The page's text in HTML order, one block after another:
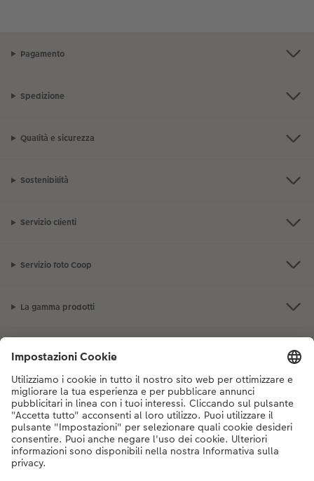
Pagamento
Spedizione
Qualità e sicurezza
Sostenibilità
Servizio clienti
Servizio foto Coop
La gamma prodotti
Se hai domande sui prodotti o sull'ordine, non esitare a contattarci dal
lunedì alla domenica dalle 9:00 alle 20:00 (esclusi i giorni festivi) al
numero di telefono044 499 10 38 dal lunedì alla domenica, dalle 9:00 alle
20:00 (festività escluse)
DE|FR|IT